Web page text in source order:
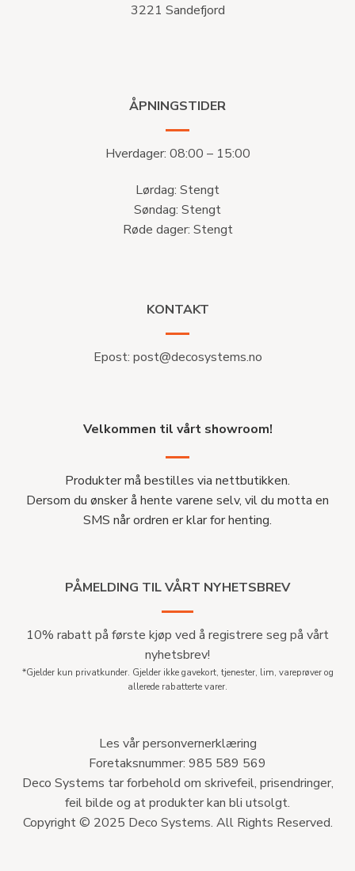
3221 Sandefjord
ÅPNINGSTIDER
Hverdager: 08:00 – 15:00
Lørdag: Stengt
Søndag: Stengt
Røde dager: Stengt
KONTAKT
Epost: post@decosystems.no
Velkommen til vårt showroom!
Produkter må bestilles via nettbutikken.
Dersom du ønsker å hente varene selv, vil du motta en
SMS når ordren er klar for henting.
PÅMELDING TIL VÅRT NYHETSBREV
10% rabatt på første kjøp ved å registrere seg på vårt
nyhetsbrev!
*Gjelder kun privatkunder. Gjelder ikke gavekort, tjenester, lim, vareprøver og
allerede rabatterte varer.
Les vår personvernerklæring
Foretaksnummer: 985 589 569
Deco Systems tar forbehold om skrivefeil, prisendringer,
feil bilde og at produkter kan bli utsolgt.
Copyright © 2025 Deco Systems. All Rights Reserved.